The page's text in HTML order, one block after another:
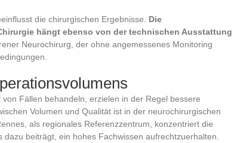
die chirurgischen Ergebnisse. Die
hängt ebenso von der technischen Ausstattung
Neurochirurg, der ohne angemessenes Monitoring
Fällen behandeln, erzielen in der Regel bessere
Volumen und Qualität ist in der neurochirurgischen
als regionales Referenzzentrum, konzentriert die
beiträgt, ein hohes Fachwissen aufrechtzuerhalten.